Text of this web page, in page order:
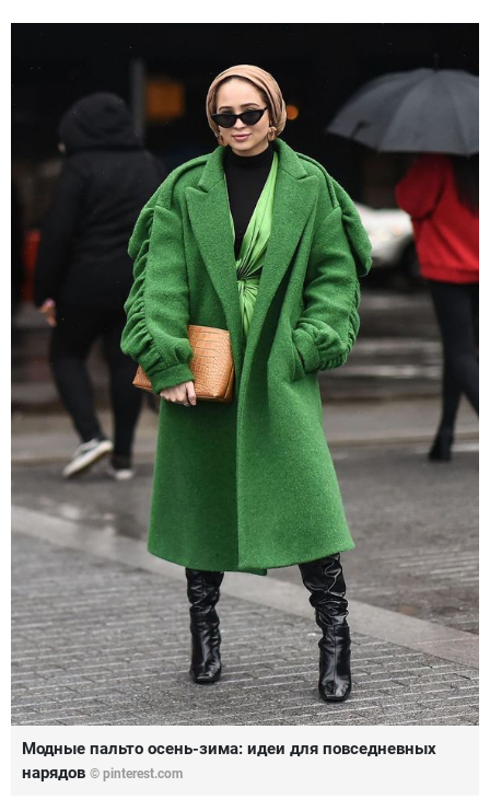
Модные пальто осень-зима: идеи для повседневных
нарядов © pinterest.com